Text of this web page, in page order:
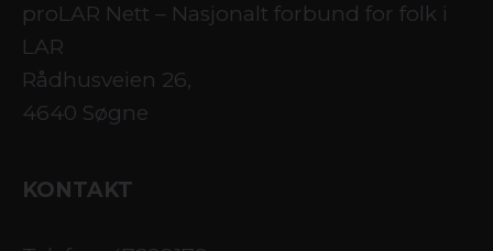
proLAR Nett – Nasjonalt forbund for folk i
LAR
Rådhusveien 26,
4640 Søgne
KONTAKT